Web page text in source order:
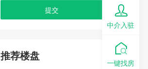
推荐楼盘
中介入驻
一键找房